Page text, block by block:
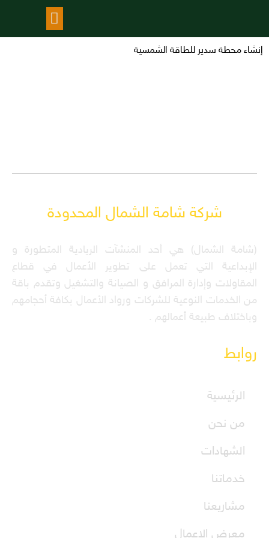
إنشاء محطة سدير للطاقة الشمسية
شركة شامة الشمال المحدودة
(شامة الشمال) هي أحد المنشآت الريادية المتطورة و
الإبداعية التي تعمل على تطوير الأعمال في قطاع
المقاولات وإدارة المرافق و الصيانة والتشغيل وتقدم باقة
من الخدمات النوعية للشركات ورواد الأعمال بكافة أحجامهم
وباختلاف طبيعة أعمالهم .
روابط
الرئيسية
من نحن
الشهادات
خدماتنا
مشاريعنا
معرض الاعمال